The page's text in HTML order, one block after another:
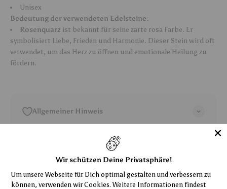
Unisex
Bedeutung der verwendeten Edelsteine:
Rosenquarz ist bekannt für seine zarte rosa Farbe. Er
symbolisiert Liebe, Frieden und Harmonie. Dieser Stein wird oft
verwendet, um das Herz zu öffnen und emotionale Heilung zu
fördern.
Allgemeiner Hinweis
14 Tage Rückgabegarantie
Wir schützen Deine Privatsphäre!
Um unsere Webseite für Dich optimal gestalten und verbessern zu
können, verwenden wir Cookies. Weitere Informationen findest